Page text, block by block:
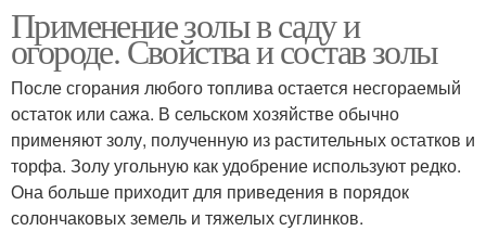
Применение золы в саду и
огороде. Свойства и состав золы
После сгорания любого топлива остается несгораемый
остаток или сажа. В сельском хозяйстве обычно
применяют золу, полученную из растительных остатков и
торфа. Золу угольную как удобрение используют редко.
Она больше приходит для приведения в порядок
солончаковых земель и тяжелых суглинков.